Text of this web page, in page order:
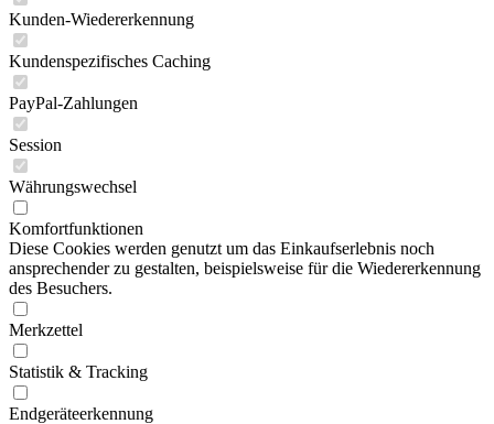
Kunden-Wiedererkennung
Kundenspezifisches Caching
PayPal-Zahlungen
Session
Währungswechsel
Komfortfunktionen
Diese Cookies werden genutzt um das Einkaufserlebnis noch
ansprechender zu gestalten, beispielsweise für die Wiedererkennung
des Besuchers.
Merkzettel
Statistik & Tracking
Endgeräteerkennung